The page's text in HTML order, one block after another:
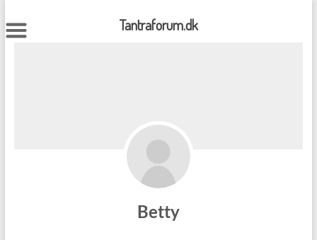
to
content
Betty
Tantraforum.dk